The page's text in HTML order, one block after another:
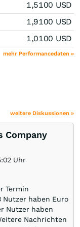
1,5100 USD
1,9100 USD
1,0100 USD
mehr Performancedaten »
weitere Diskussionen »
Company
Uhr
Termin
Nutzer haben Euro
Nutzer haben
Nachrichten